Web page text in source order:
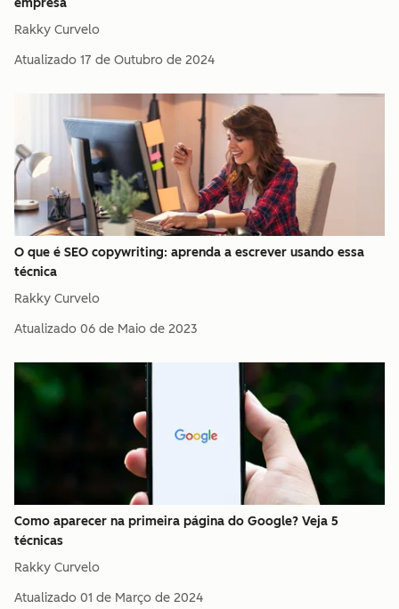
empresa
Rakky Curvelo
Atualizado 17 de Outubro de 2024
O que é SEO copywriting: aprenda a escrever usando essa
técnica
Rakky Curvelo
Atualizado 06 de Maio de 2023
Como aparecer na primeira página do Google? Veja 5
técnicas
Rakky Curvelo
Atualizado 01 de Março de 2024